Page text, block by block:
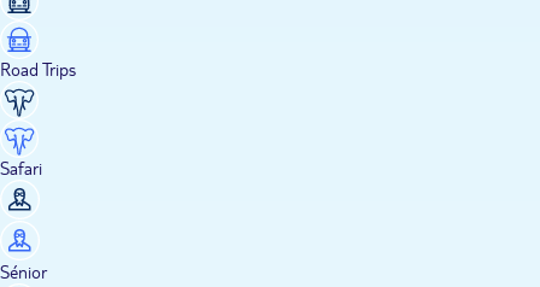
Road Trips
Safari
Sénior